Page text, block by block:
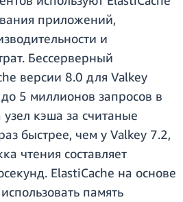
приложений,
и
Бессерверный
версии 8.0 для Valkey
5 миллионов запросов в
узел кэша за считаные
быстрее, чем у Valkey 7.2,
чтения составляет
ElastiCache на основе
память